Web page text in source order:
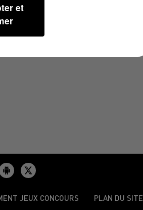
JEUX CONCOURS PLAN DU SITE
et